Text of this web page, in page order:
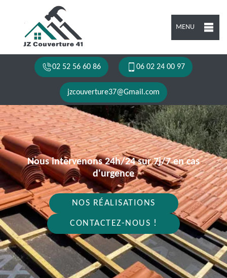
MENU
02 52 56 60 86 06 02 24 00 97
jzcouverture37@Gmail.com
Nous intervenons 24h/24 sur 7j/7 en cas
d'urgence
NOS RÉALISATIONS
CONTACTEZ-NOUS !